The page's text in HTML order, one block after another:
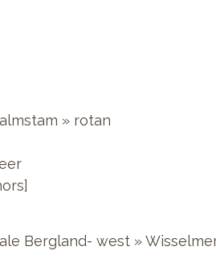
» rotan
Bergland- west »